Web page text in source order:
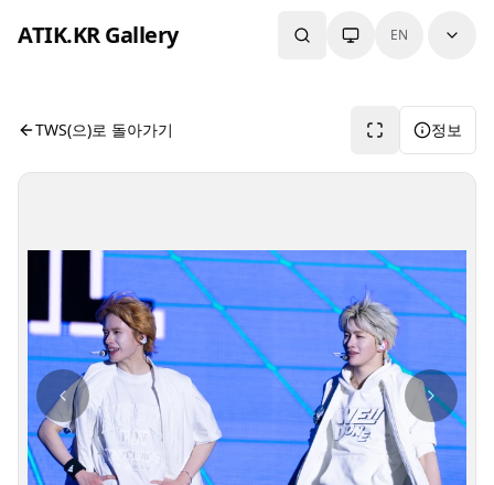
ATIK.KR Gallery EN
#JIHOON #KYUNGMIN #Color in Music Festival
사진 뷰어입니다. 버튼으로 전체화면, 공유, 정보 보기를 사용
TWS(으)로 돌아가기 정보
사진 탐색 가능